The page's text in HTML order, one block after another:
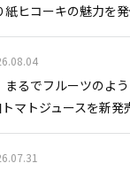
紙ヒコーキの魅力を発
るでフルーツのよ
マトジュースを新発